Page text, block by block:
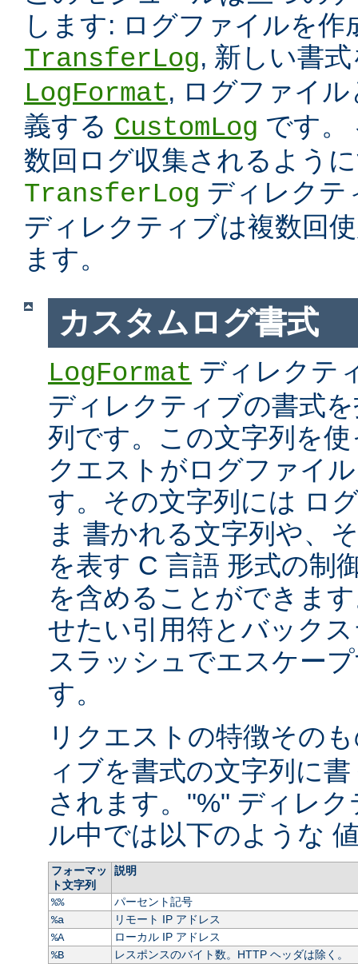
します: ログファイルを作
TransferLog, 新しい書
LogFormat, ログファイ
義する CustomLog です。
数回ログ収集されるよう
TransferLog ディレク
ディレクティブは複数回
ます。
カスタムログ書式
LogFormat ディレクテ
ディレクティブの書式
列です。この文字列を
クエストがログファイ
す。その文字列には ロ
ま 書かれる文字列や、
を表す C 言語 形式の制
を含めることができま
せたい引用符とバック
スラッシュでエスケー
す。
リクエストの特徴その
ィブを書式の文字列に
されます。"%" ディレ
ル中では以下のような
フォーマッ
ト文字列
説明
%%
パーセント記号
%a
リモート IP アドレス
%A
ローカル IP アドレス
%B
レスポンスのバイト数。HTTP ヘッダは除く。